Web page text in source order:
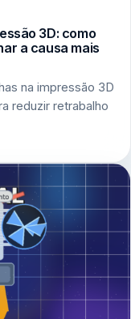
3D: como
a causa mais
na impressão 3D
reduzir retrabalho